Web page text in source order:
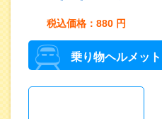
税込価格：880 円
乗り物ヘルメッ